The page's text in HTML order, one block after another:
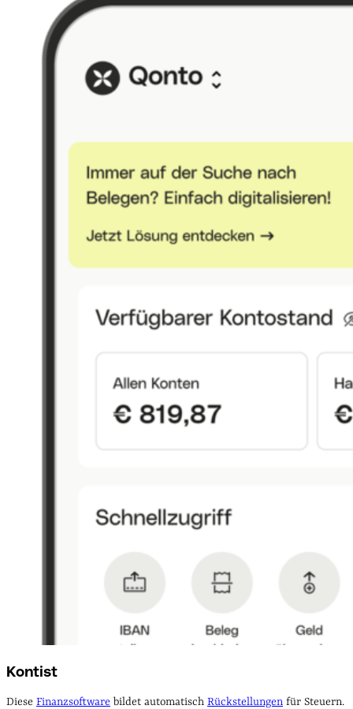
Kontist
Diese Finanzsoftware bildet automatisch Rückstellungen für Steuern.